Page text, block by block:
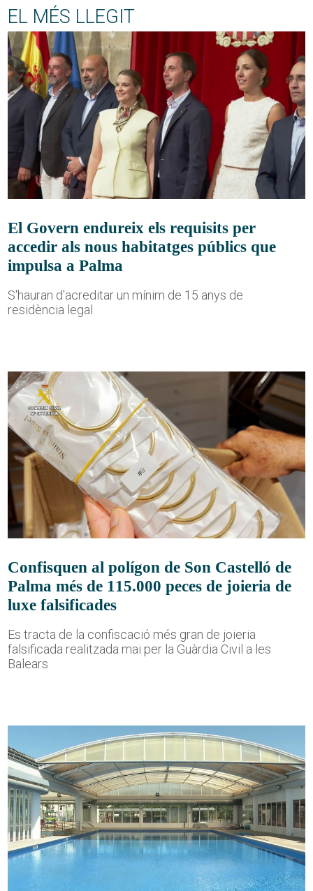
EL MÉS LLEGIT
El Govern endureix els requisits per
accedir als nous habitatges públics que
impulsa a Palma
S'hauran d'acreditar un mínim de 15 anys de
residència legal
Confisquen al polígon de Son Castelló de
Palma més de 115.000 peces de joieria de
luxe falsificades
Es tracta de la confiscació més gran de joieria
falsificada realitzada mai per la Guàrdia Civil a les
Balears